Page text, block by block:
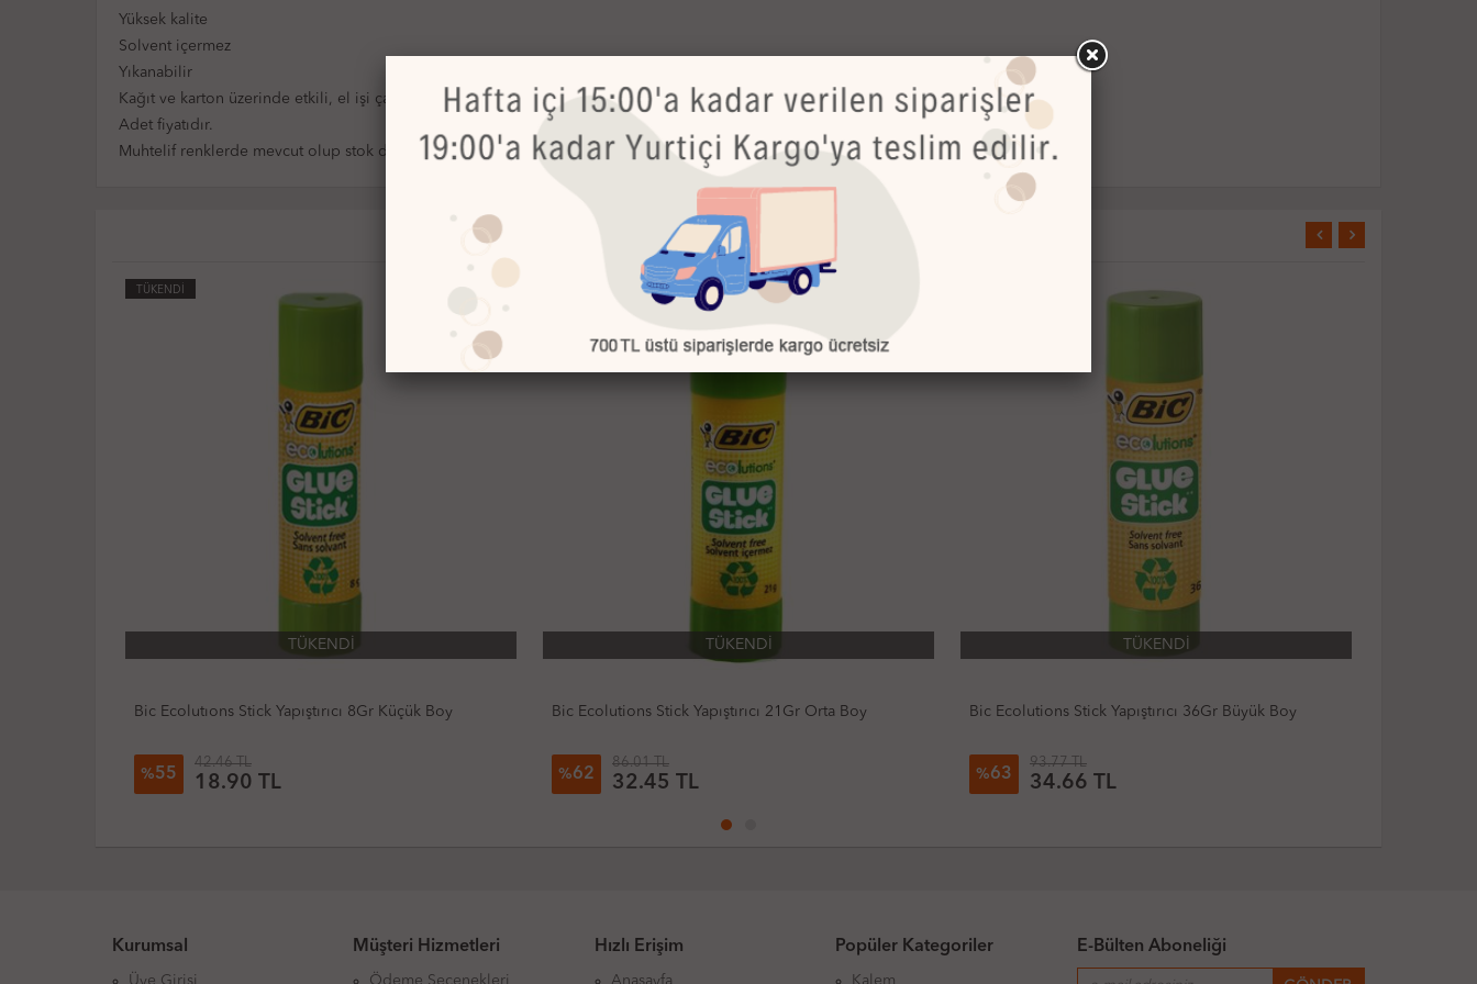
Yüksek kalite
Solvent içermez
Yıkanabilir
Kağıt ve karton üzerinde etkili, el işi çalışmaları ve genel kullanım için idealdir
Adet fiyatıdır.
Muhtelif renklerde mevcut olup stok durumuna göre gönderim yapılmaktadır.
Bu Ürünler de İlginizi Çekebilir
TÜKENDİ
TÜKENDİ
Bic Ecolutions Stick Yapıştırıcı 21Gr Orta Boy
%62
86.01 TL
32.45 TL
TÜKENDİ
Bic Ecolutions Stick Yapıştırıcı 36Gr Büyük Boy
%63
93.77 TL
34.66 TL
Mikro Stick Yapıştırıcı 40Gr Büyük Boy
%19
57.18 TL
46.11 TL
Kurumsal Müşteri Hizmetleri Hızlı Erişim Popüler Kategoriler E-Bülten Aboneliği